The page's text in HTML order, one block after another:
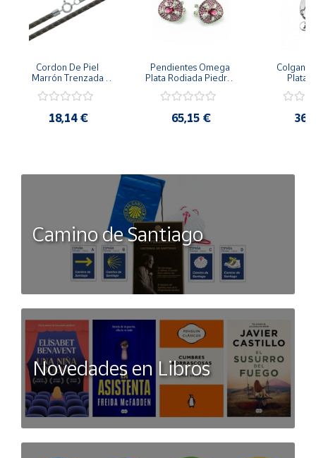
Cordon De Piel
Marrón Trenzada
Plata De 45Cm
18,14 €
Pendientes Omega
Plata Rodiada Piedras
65,15 €
Plata
Camino de Santiago
Novedades en Libros